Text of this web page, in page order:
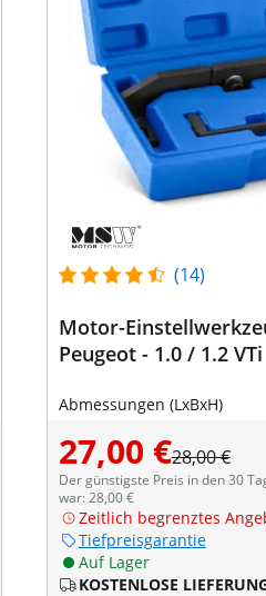
(14)
Motor-
Peugeot - 1.0 / 1.2 VTi
Abmessungen (LxBxH)
27,00 €28,00 €
Der günstigste Preis in den 30
war: 28,00 €
Zeitlich begrenztes
Tiefpreisgarantie
Auf Lager
KOSTENLOSE